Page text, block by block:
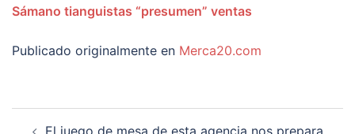
Sámano tianguistas “presumen” ventas
Publicado originalmente en Merca20.com